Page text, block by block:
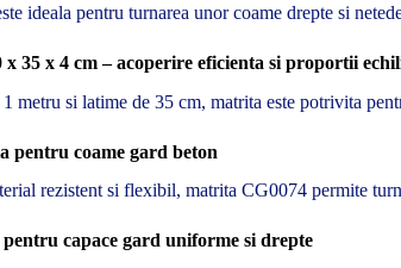
ideala pentru turnarea unor coame drepte si
x 35 x 4 cm – acoperire eficienta si proportii
metru si latime de 35 cm, matrita este potrivita
pentru coame gard beton
rezistent si flexibil, matrita CG0074 permite
capace gard uniforme si drepte